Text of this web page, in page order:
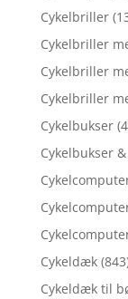
Cykelbriller
Cykelbriller
Cykelbriller
Cykelbriller
Cykelbukser
Cykelbukser
Cykeldæk
Cykeldæk til